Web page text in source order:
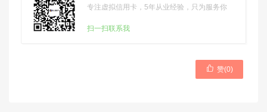
专注虚拟信用卡，5年从业经验，只为服务你
扫一扫联系我
 赞(0)